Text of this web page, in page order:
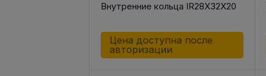
Внутренние кольца IR28X32X20
Цена доступна после
авторизации